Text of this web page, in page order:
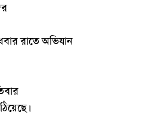
রাতেঅভিযান
।